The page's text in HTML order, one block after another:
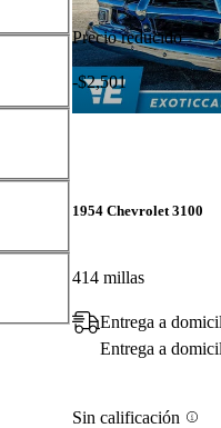
Precio reducido
-$2,501
1954 Chevrolet 3100
414 millas
Entrega a
Entrega a
Sin calificación